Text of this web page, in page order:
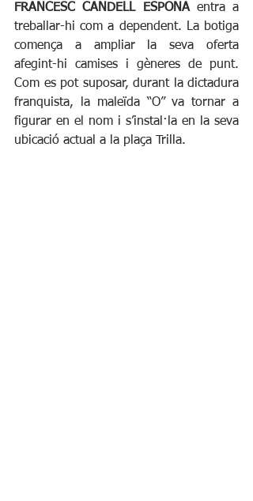
FRANCESC CANDELL ESPONA entra a
treballar-hi com a dependent. La botiga
comença a ampliar la seva oferta
afegint-hi camises i gèneres de punt.
Com es pot suposar, durant la dictadura
franquista, la maleïda “O” va tornar a
figurar en el nom i s’instal·la en la seva
ubicació actual a la plaça Trilla.